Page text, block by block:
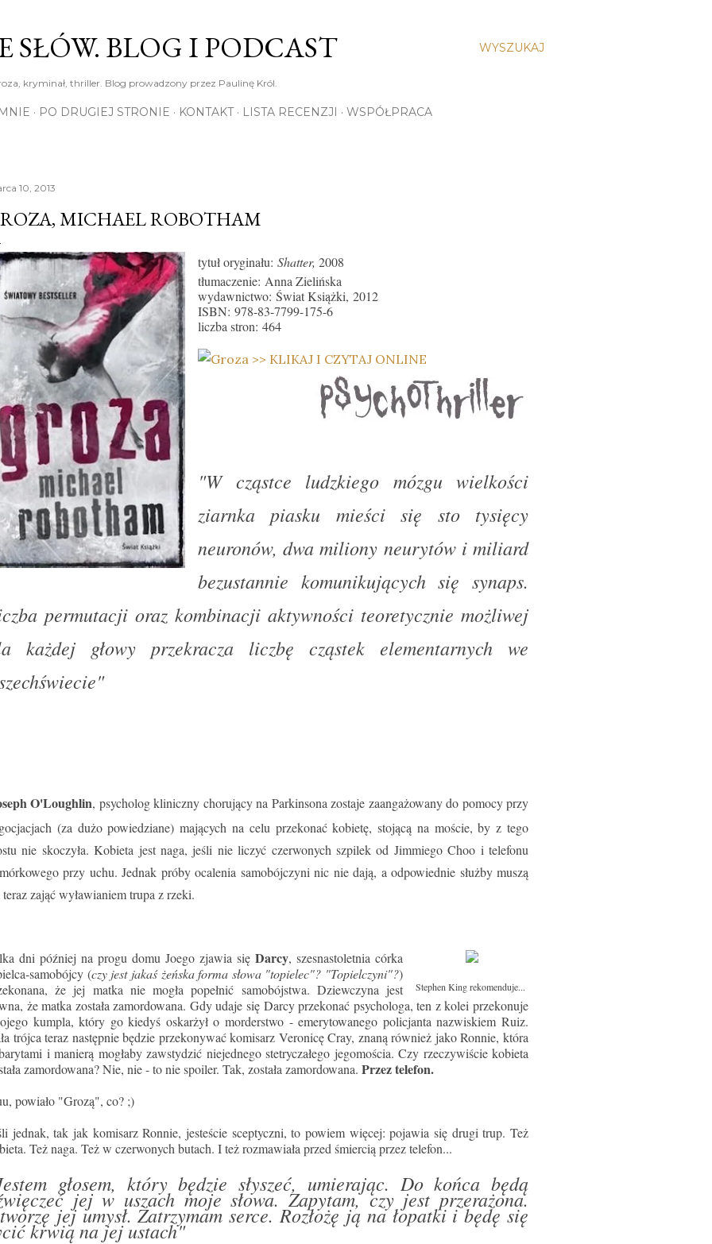
WYSZUKAJ
SŁÓW. BLOG I PODCAST
kryminał, thriller. Blog prowadzony przez Paulinę Król.
PO DRUGIEJ STRONIE KONTAKT LISTA RECENZJI WSPÓŁPRACA
10, 2013
MICHAEL ROBOTHAM
tytuł oryginału: Shatter, 2008
tłumaczenie: Anna Zielińska
wydawnictwo: Świat Książki, 2012
ISBN: 978-83-7799-175-6
liczba stron: 464
"W cząstce ludzkiego mózgu wielkości
ziarnka piasku mieści się sto tysięcy
neuronów, dwa miliony neurytów i miliard
bezustannie komunikujących się synaps.
permutacji oraz kombinacji aktywności teoretycznie możliwej
każdej głowy przekracza liczbę cząstek elementarnych we
O'Loughlin, psycholog kliniczny chorujący na Parkinsona zostaje zaangażowany do pomocy przy
(za dużo powiedziane) mających na celu przekonać kobietę, stojącą na moście, by z tego
nie skoczyła. Kobieta jest naga, jeśli nie liczyć czerwonych szpilek od Jimmiego Choo i telefonu
przy uchu. Jednak próby ocalenia samobójczyni nic nie dają, a odpowiednie służby muszą
teraz zająć wyławianiem trupa z rzeki.
Stephen King rekomenduje...
dni później na progu domu Joego zjawia się Darcy, szesnastoletnia córka
samobójcy (czy jest jakaś żeńska forma słowa "topielec"? "Topielczyni"?)
że jej matka nie mogła popełnić samobójstwa. Dziewczyna jest
że matka została zamordowana. Gdy udaje się Darcy przekonać psychologa, ten z kolei przekonuje
kumpla, który go kiedyś oskarżył o morderstwo - emerytowanego policjanta nazwiskiem Ruiz.
trójca teraz następnie będzie przekonywać komisarz Veronicę Cray, znaną również jako Ronnie, która
i manierą mogłaby zawstydzić niejednego stetryczałego jegomościa. Czy rzeczywiście kobieta
zamordowana? Nie, nie - to nie spoiler. Tak, została zamordowana. Przez telefon.
powiało "Grozą", co? ;)
jednak, tak jak komisarz Ronnie, jesteście sceptyczni, to powiem więcej: pojawia się drugi trup. Też
Też naga. Też w czerwonych butach. I też rozmawiała przed śmiercią przez telefon...
głosem, który będzie słyszeć, umierając. Do końca będą
jej w uszach moje słowa. Zapytam, czy jest przerażona.
jej umysł. Zatrzymam serce. Rozłożę ją na łopatki i będę się
krwią na jej ustach"